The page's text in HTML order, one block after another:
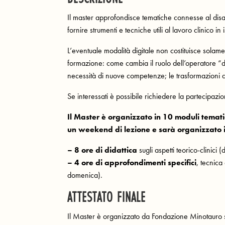
Il master approfondisce tematiche connesse al
fornire strumenti e tecniche utili al lavoro clinico in
L’eventuale modalità digitale non costituisce
formazione: come cambia il ruolo dell’operatore
necessità di nuove competenze; le
Se interessati è possibile richiedere la
Il Master è organizzato in 10 moduli
un weekend di lezione e sarà organizzato
– 8 ore di didattica sugli aspetti teorico-clinici
– 4 ore di approfondimenti specifici,
domenica).
ATTESTATO FINALE
Il Master è organizzato da Fondazione